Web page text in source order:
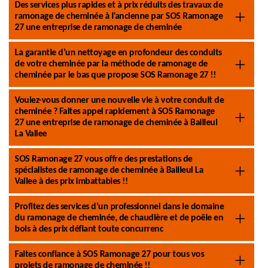
Des services plus rapides et à prix réduits des travaux de
ramonage de cheminée à l’ancienne par SOS Ramonage
27 une entreprise de ramonage de cheminée
La garantie d’un nettoyage en profondeur des conduits
de votre cheminée par la méthode de ramonage de
cheminée par le bas que propose SOS Ramonage 27 !!
Voulez-vous donner une nouvelle vie à votre conduit de
cheminée ? Faites appel rapidement à SOS Ramonage
27 une entreprise de ramonage de cheminée à Bailleul
La Vallee
SOS Ramonage 27 vous offre des prestations de
spécialistes de ramonage de cheminée à Bailleul La
Vallee à des prix imbattables !!
Profitez des services d’un professionnel dans le domaine
du ramonage de cheminée, de chaudière et de poêle en
bois à des prix défiant toute concurrenc
Faites confiance à SOS Ramonage 27 pour tous vos
projets de ramonage de cheminée !!